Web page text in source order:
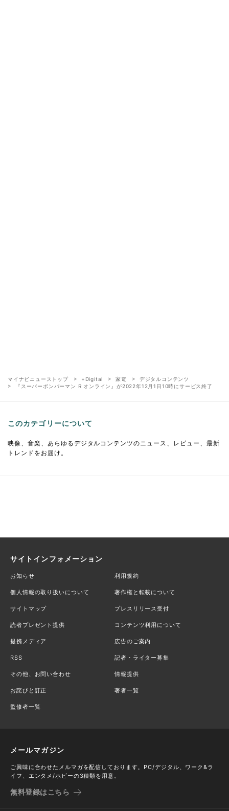
マイナビニューストップ +Digital 家電
デジタルコンテンツ
『スーパーボンバーマン R オンライン』が2022年12月1日10時にサービス終了
このカテゴリーについて
映像、音楽、あらゆるデジタルコンテンツのニュース、レビュー、最新
トレンドをお届け。
サイトインフォメーション
お知らせ 利用規約
個人情報の取り扱いについて 著作権と転載について
サイトマップ プレスリリース受付
読者プレゼント提供 コンテンツ利用について
提携メディア 広告のご案内
RSS 記者・ライター募集
その他、お問い合わせ 情報提供
お詫びと訂正 著者一覧
監修者一覧
メールマガジン
ご興味に合わせたメルマガを配信しております。PC/デジタル、ワーク&ラ
イフ、エンタメ/ホビーの3種類を用意。
無料登録はこちら